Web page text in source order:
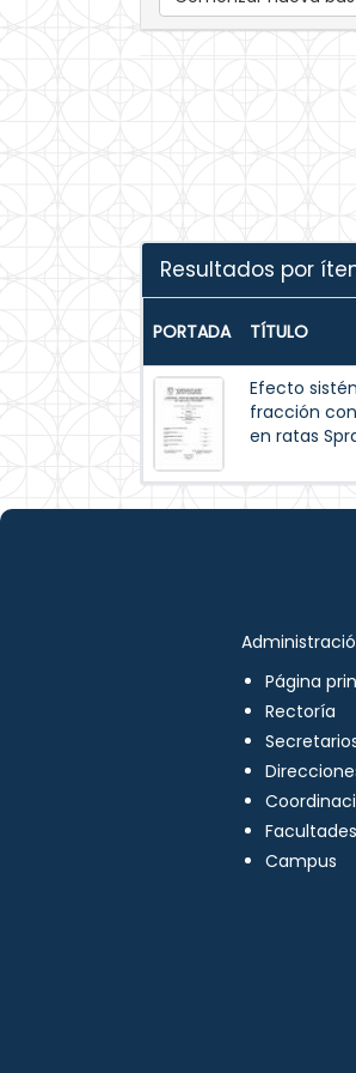
Resultados por
PORTADA TÍTULO
Efecto
fracción
en ratas
Página
Rectoría
Facultades
Campus